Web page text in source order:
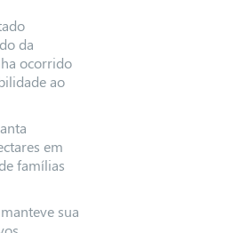
da
ocorrido
ao
em
famílias
sua